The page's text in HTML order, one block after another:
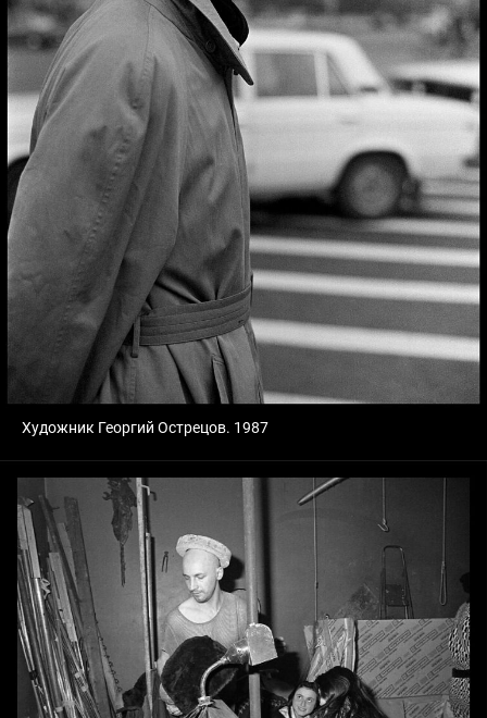
Художник Георгий Острецов. 1987